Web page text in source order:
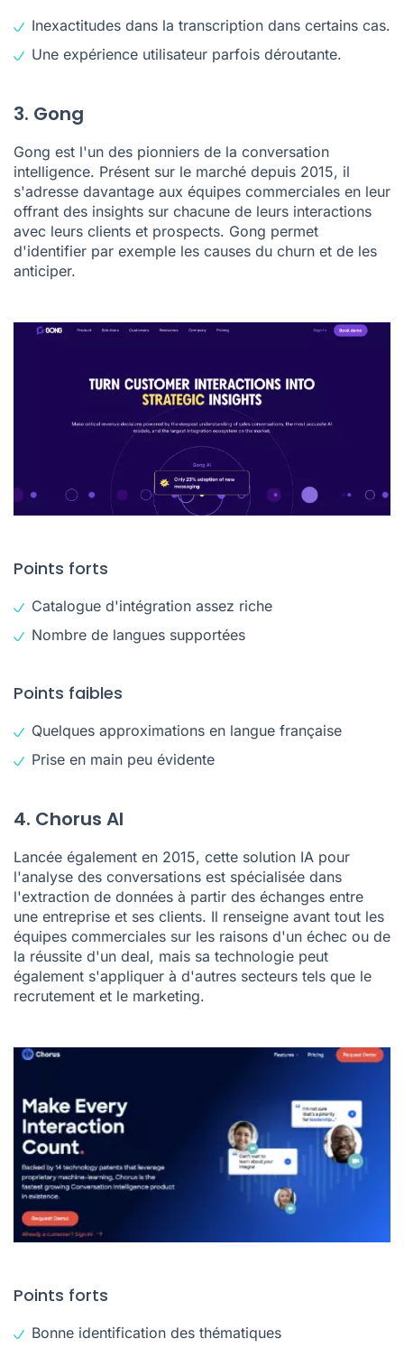
Inexactitudes dans la transcription dans certains cas.
Une expérience utilisateur parfois déroutante.
3. Gong
Gong est l'un des pionniers de la conversation
intelligence. Présent sur le marché depuis 2015, il
s'adresse davantage aux équipes commerciales en leur
offrant des insights sur chacune de leurs interactions
avec leurs clients et prospects. Gong permet
d'identifier par exemple les causes du churn et de les
anticiper.
Points forts
Catalogue d'intégration assez riche
Nombre de langues supportées
Points faibles
Quelques approximations en langue française
Prise en main peu évidente
4. Chorus AI
Lancée également en 2015, cette solution IA pour
l'analyse des conversations est spécialisée dans
l'extraction de données à partir des échanges entre
une entreprise et ses clients. Il renseigne avant tout les
équipes commerciales sur les raisons d'un échec ou de
la réussite d'un deal, mais sa technologie peut
également s'appliquer à d'autres secteurs tels que le
recrutement et le marketing.
Points forts
Bonne identification des thématiques